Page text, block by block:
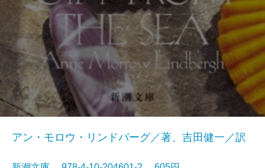
アン・モロウ・リンドバーグ／著、吉田健一／訳